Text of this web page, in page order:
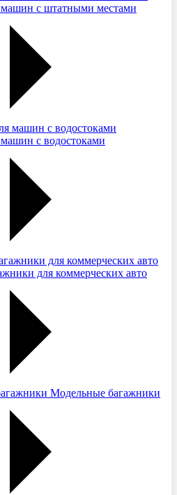
с штатными местами
с водостоками
для коммерческих авто
Модельные багажники